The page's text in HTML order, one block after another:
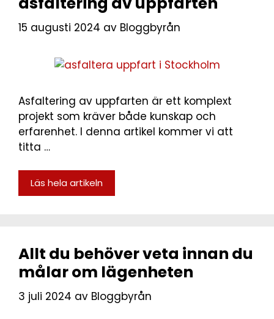
15 augusti 2024 av Bloggbyrån
Asfaltering av uppfarten är ett komplext
projekt som kräver både kunskap och
erfarenhet. I denna artikel kommer vi att
titta …
Läs hela artikeln
Allt du behöver veta innan du
målar om lägenheten
3 juli 2024 av Bloggbyrån